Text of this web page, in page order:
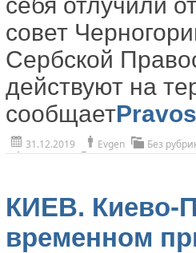
совет
Сербской
действуют на
сообщает
31.12.2019 Evgen Без
КИЕВ. Киево-
временном